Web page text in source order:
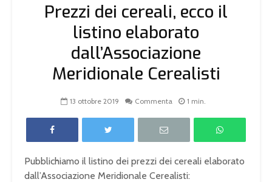
Prezzi dei cereali, ecco il
listino elaborato
dall’Associazione
Meridionale Cerealisti
13 ottobre 2019 Commenta 1 min.
Pubblichiamo il listino dei prezzi dei cereali elaborato
dall’Associazione Meridionale Cerealisti: